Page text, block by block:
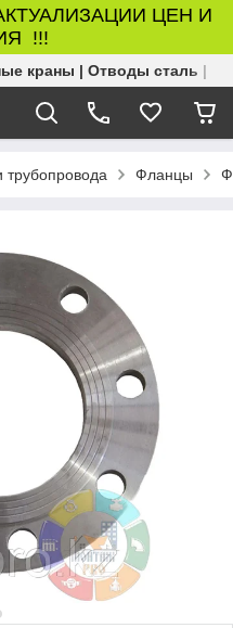
ЦЕН И
!!!
краны | Отводы сталь |
трубопровода Фланцы